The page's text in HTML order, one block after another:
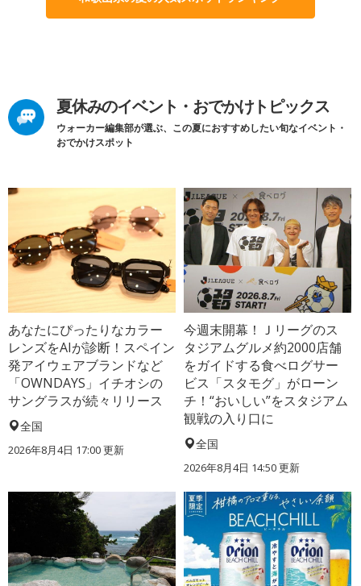
夏休みのイベント・おでかけトピックス
ウォーカー編集部が選ぶ、この夏におすすめしたい旬なイベント・
おでかけスポット
あなたにぴったりなカラー
レンズをAIが診断！スペイン
発アイウェアブランドなど
「OWNDAYS」イチオシの
サングラスが続々リリース
全国
2026年8月4日 17:00更新
今週末開幕！Ｊリーグのス
タジアムグルメ約2000店舗
をガイドする食べログサー
ビス「スタモグ」がローン
チ！“おいしい”をスタジアム
観戦の入り口に
全国
2026年8月4日 14:50更新